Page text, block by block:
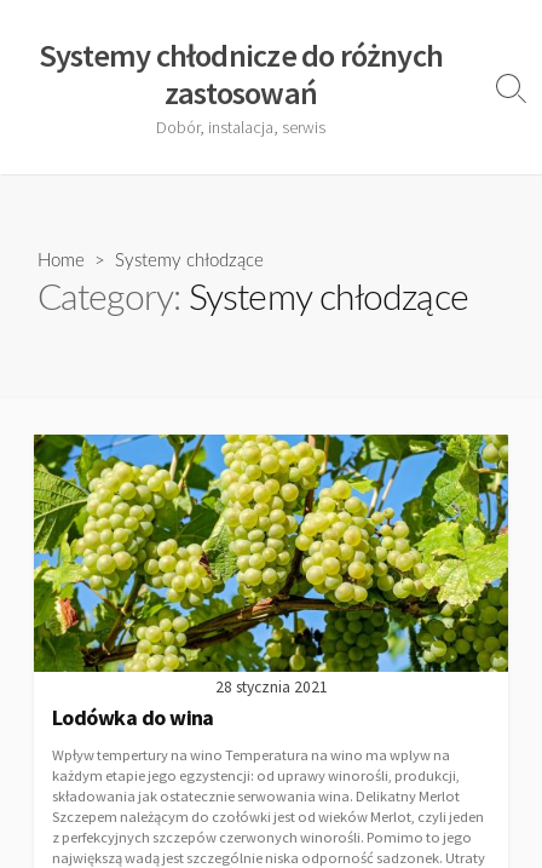
contentSystemy chłodnicze do różnych
zastosowań
Dobór, instalacja, serwis
Home > Systemy chłodzące
Category: Systemy chłodzące
28 stycznia 2021
Lodówka do wina
Wpływ tempertury na wino Temperatura na wino ma wplyw na
każdym etapie jego egzystencji: od uprawy winorośli, produkcji,
składowania jak ostatecznie serwowania wina. Delikatny Merlot
Szczepem należącym do czołówki jest od wieków Merlot, czyli jeden
z perfekcyjnych szczepów czerwonych winorośli. Pomimo to jego
największą wadą jest szczególnie niska odporność sadzonek. Utraty